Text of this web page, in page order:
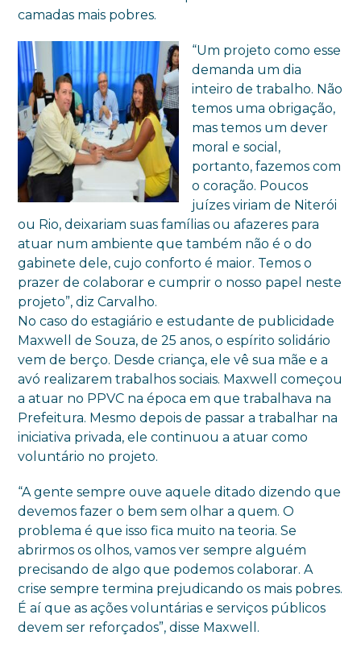
camadas mais pobres.
“Um projeto como esse
demanda um dia
inteiro de trabalho. Não
temos uma obrigação,
mas temos um dever
moral e social,
portanto, fazemos com
o coração. Poucos
juízes viriam de Niterói
ou Rio, deixariam suas famílias ou afazeres para
atuar num ambiente que também não é o do
gabinete dele, cujo conforto é maior. Temos o
prazer de colaborar e cumprir o nosso papel neste
projeto”, diz Carvalho.
No caso do estagiário e estudante de publicidade
Maxwell de Souza, de 25 anos, o espírito solidário
vem de berço. Desde criança, ele vê sua mãe e a
avó realizarem trabalhos sociais. Maxwell começou
a atuar no PPVC na época em que trabalhava na
Prefeitura. Mesmo depois de passar a trabalhar na
iniciativa privada, ele continuou a atuar como
voluntário no projeto.
“A gente sempre ouve aquele ditado dizendo que
devemos fazer o bem sem olhar a quem. O
problema é que isso fica muito na teoria. Se
abrirmos os olhos, vamos ver sempre alguém
precisando de algo que podemos colaborar. A
crise sempre termina prejudicando os mais pobres.
É aí que as ações voluntárias e serviços públicos
devem ser reforçados”, disse Maxwell.